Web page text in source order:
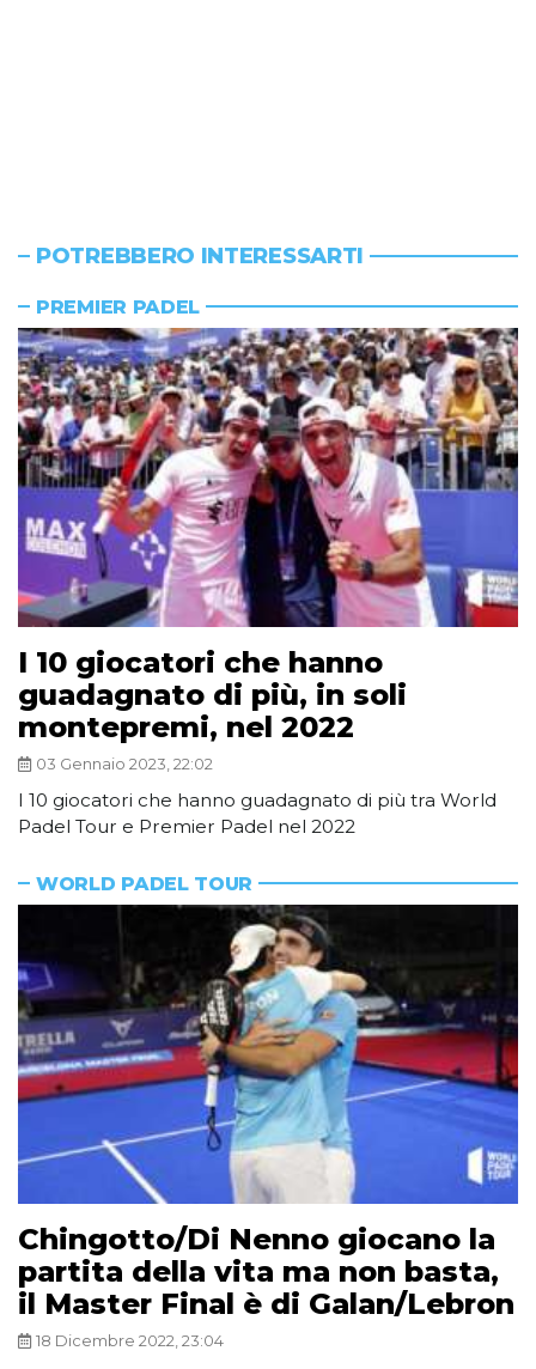
POTREBBERO INTERESSARTI
PREMIER PADEL
I 10 giocatori che hanno
guadagnato di più, in soli
montepremi, nel 2022
03 Gennaio 2023, 22:02
I 10 giocatori che hanno guadagnato di più tra World
Padel Tour e Premier Padel nel 2022
WORLD PADEL TOUR
Chingotto/Di Nenno giocano la
partita della vita ma non basta,
il Master Final è di Galan/Lebron
18 Dicembre 2022, 23:04